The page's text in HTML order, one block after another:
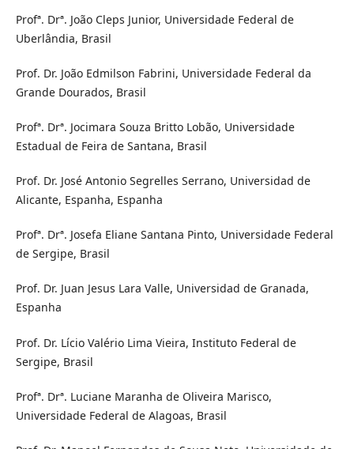
Profª. Drª. João Cleps Junior, Universidade Federal de
Uberlândia, Brasil
Prof. Dr. João Edmilson Fabrini, Universidade Federal da
Grande Dourados, Brasil
Profª. Drª. Jocimara Souza Britto Lobão, Universidade
Estadual de Feira de Santana, Brasil
Prof. Dr. José Antonio Segrelles Serrano, Universidad de
Alicante, Espanha, Espanha
Profª. Drª. Josefa Eliane Santana Pinto, Universidade Federal
de Sergipe, Brasil
Prof. Dr. Juan Jesus Lara Valle, Universidad de Granada,
Espanha
Prof. Dr. Lício Valério Lima Vieira, Instituto Federal de
Sergipe, Brasil
Profª. Drª. Luciane Maranha de Oliveira Marisco,
Universidade Federal de Alagoas, Brasil